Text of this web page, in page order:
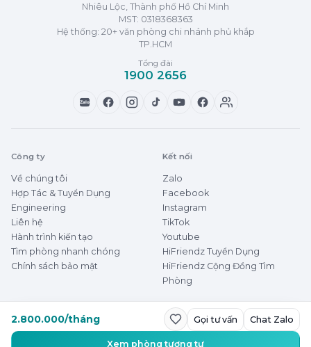
2.800.000/tháng Gọi tư vấn Chat Zalo
Xem phòng tương tự
Nhiêu Lộc, Thành phố Hồ Chí Minh
MST: 0318368363
Hệ thống: 20+ văn phòng chi nhánh phủ khắp
TP.HCM
Tổng đài
1900 2656
Zalo
Công ty
Về chúng tôi
Hợp Tác & Tuyển Dụng
Engineering
Liên hệ
Hành trình kiến tạo
Tìm phòng nhanh chóng
Chính sách bảo mật
Kết nối
Zalo
Facebook
Instagram
TikTok
Youtube
HiFriendz Tuyển Dụng
HiFriendz Cộng Đồng Tìm
Phòng
© 2026 HiFriendz
Thuê phòng dễ dàng